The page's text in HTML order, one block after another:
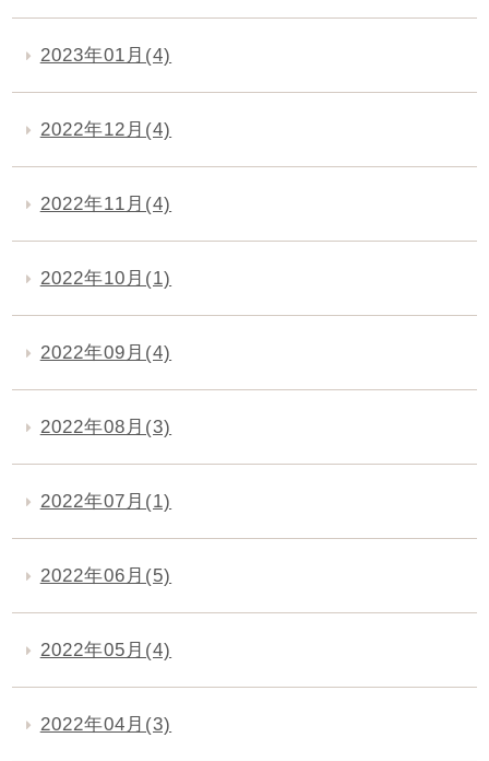
2023年01月(4)
2022年12月(4)
2022年11月(4)
2022年10月(1)
2022年09月(4)
2022年08月(3)
2022年07月(1)
2022年06月(5)
2022年05月(4)
2022年04月(3)